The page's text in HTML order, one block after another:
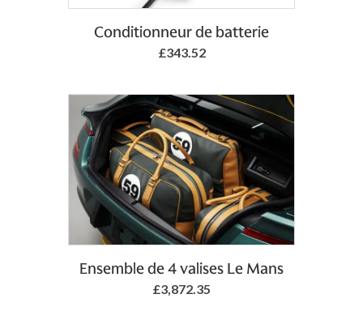
Add to Basket
Conditionneur de batterie
£343.52
Ensemble de 4 valises Le Mans
£3,872.35